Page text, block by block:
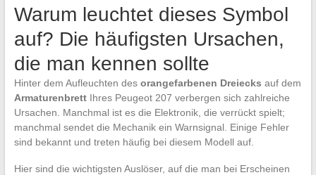
Warum leuchtet dieses Symbol
auf? Die häufigsten Ursachen,
die man kennen sollte
Hinter dem Aufleuchten des orangefarbenen Dreiecks auf dem
ArmaturenbrettIhres Peugeot 207 verbergen sich zahlreiche
Ursachen. Manchmal ist es die Elektronik, die verrückt spielt;
manchmal sendet die Mechanik ein Warnsignal. Einige Fehler
sind bekannt und treten häufig bei diesem Modell auf.
Hier sind die wichtigsten Auslöser, auf die man bei Erscheinen